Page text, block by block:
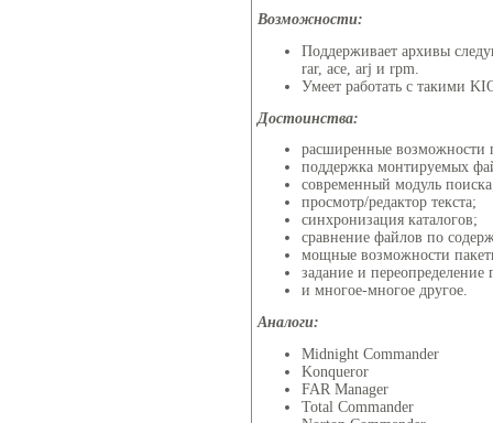
Возможности:
Поддерживает архивы
rar, ace, arj и rpm.
Умеет работать с такими
Достоинства:
расширенные возможности
поддержка монтируемых
современный модуль
просмотр/редактор текста;
синхронизация каталогов;
сравнение файлов по
мощные возможности
задание и
и многое-многое другое.
Аналоги:
Midnight Commander
Konqueror
FAR Manager
Total Commander